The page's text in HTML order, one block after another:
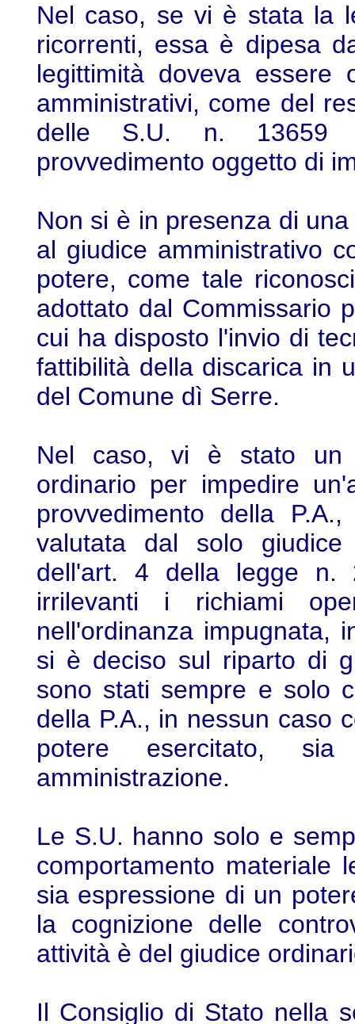
Nel caso, se vi è stata la
ricorrenti, essa è dipesa
legittimità doveva essere
amministrativi, come del
delle S.U. n. 13659
provvedimento oggetto di
Non si è in presenza di
al giudice amministrativo
potere, come tale
adottato dal Commissario
cui ha disposto l'invio di
fattibilità della discarica in
del Comune dì Serre.
Nel caso, vi è stato un
ordinario per impedire
provvedimento della
valutata dal solo
dell'art. 4 della legge n.
irrilevanti i richiami
nell'ordinanza impugnata,
si è deciso sul riparto di
sono stati sempre e solo
della P.A., in nessun caso
potere esercitato, sia
amministrazione.
Le S.U. hanno solo e
comportamento materiale
sia espressione di un
la cognizione delle
attività è del giudice
Il Consiglio di Stato nella